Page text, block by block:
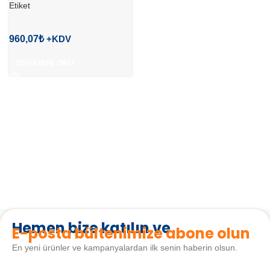
Etiket
960,07₺
Hemen bize katılın ve
E-posta bültenimize abone olun
En yeni ürünler ve kampanyalardan ilk senin haberin olsun.